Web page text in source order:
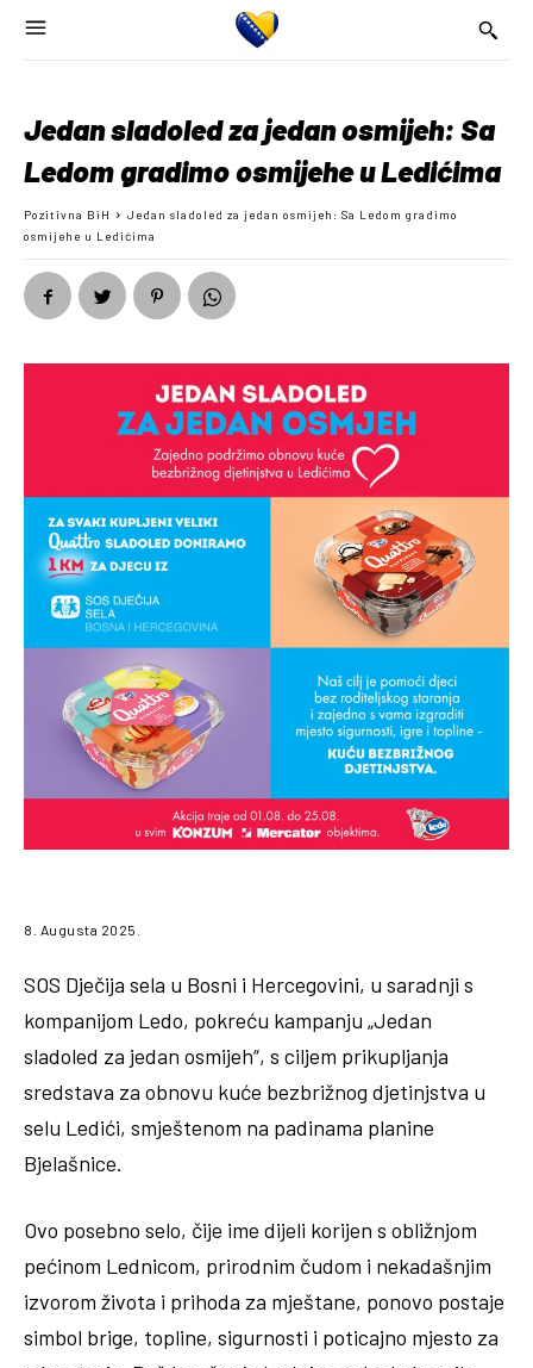
Jedan sladoled za jedan osmijeh: Sa
Ledom gradimo osmijehe u Ledićima
Pozitivna BiH
Jedan sladoled za jedan osmijeh: Sa Ledom gradimo
osmijehe u Ledićima
8. Augusta 2025.
SOS Dječija sela u Bosni i Hercegovini, u saradnji s
kompanijom Ledo, pokreću kampanju „Jedan
sladoled za jedan osmijeh“, s ciljem prikupljanja
sredstava za obnovu kuće bezbrižnog djetinjstva u
selu Ledići, smještenom na padinama planine
Bjelašnice.
Ovo posebno selo, čije ime dijeli korijen s obližnjom
pećinom Lednicom, prirodnim čudom i nekadašnjim
izvorom života i prihoda za mještane, ponovo postaje
simbol brige, topline, sigurnosti i poticajno mjesto za